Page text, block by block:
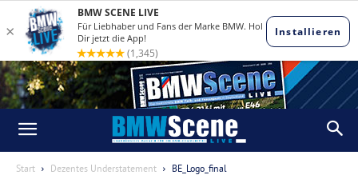
Start Dezentes Understatement BE_Logo_final